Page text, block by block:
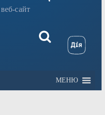
сайт
МЕНЮ